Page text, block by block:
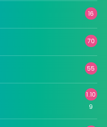
16
70
55
1.10
9